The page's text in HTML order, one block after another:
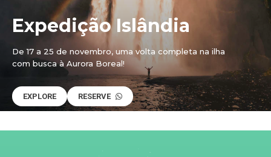
Expedição Islândia
De 17 a 25 de novembro, uma volta completa na ilha
com busca à Aurora Boreal!
EXPLORE RESERVE